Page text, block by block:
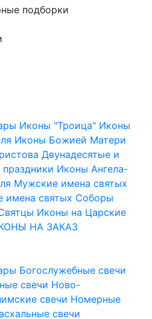
подборки
Иконы "Троица" Иконы
Иконы Божией Матери
Двунадесятые и
праздники Иконы Ангела-
Мужские имена святых
имена святых Соборы
Иконы на Царские
НА ЗАКАЗ
Богослужебные свечи
свечи Ново-
свечи Номерные
свечи